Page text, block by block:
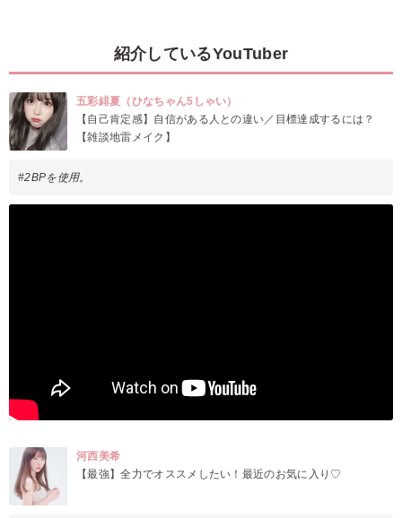
紹介しているYouTuber
五彩緋夏（ひなちゃん5しゃい）
【自己肯定感】自信がある人との違い／目標達成するには？
【雑談地雷メイク】
#2BPを使用。
河西美希
【最強】全力でオススメしたい！最近のお気に入り♡